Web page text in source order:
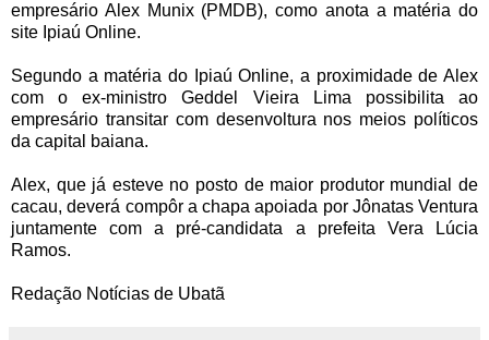
empresário Alex Munix (PMDB), como anota a matéria do
site Ipiaú Online.
Segundo a matéria do Ipiaú Online, a proximidade de Alex
com o ex-ministro Geddel Vieira Lima possibilita ao
empresário transitar com desenvoltura nos meios políticos
da capital baiana.
Alex, que já esteve no posto de maior produtor mundial de
cacau, deverá compôr a chapa apoiada por Jônatas Ventura
juntamente com a pré-candidata a prefeita Vera Lúcia
Ramos.
Redação Notícias de Ubatã